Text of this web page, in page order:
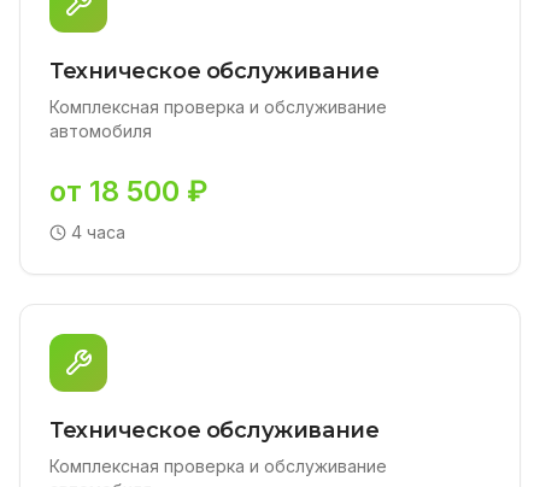
Техническое обслуживание
Комплексная проверка и обслуживание
автомобиля
от 18 500 ₽
4 часа
Техническое обслуживание
Комплексная проверка и обслуживание